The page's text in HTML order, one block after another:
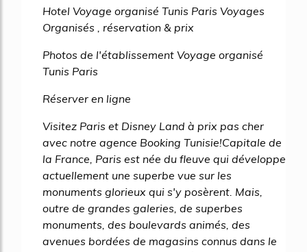
Hotel Voyage organisé Tunis Paris Voyages
Organisés , réservation & prix
Photos de l'établissement Voyage organisé
Tunis Paris
Réserver en ligne
Visitez Paris et Disney Land à prix pas cher
avec notre agence Booking Tunisie!Capitale de
la France, Paris est née du fleuve qui développe
actuellement une superbe vue sur les
monuments glorieux qui s'y posèrent. Mais,
outre de grandes galeries, de superbes
monuments, des boulevards animés, des
avenues bordées de magasins connus dans le